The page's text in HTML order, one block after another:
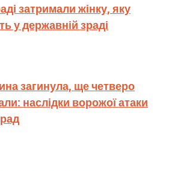
затримали жінку, яку
у державній зраді
загинула, ще четверо
наслідки ворожої атаки